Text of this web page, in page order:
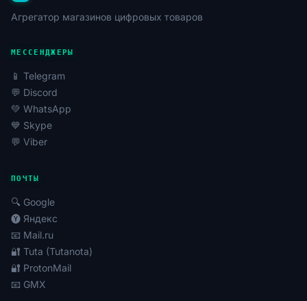
Агрегатор магазинов цифровых товаров
МЕССЕНДЖЕРЫ
📱 Telegram
💬 Discord
💚 WhatsApp
💙 Skype
💬 Viber
ПОЧТЫ
🔍 Google
🅨 Яндекс
📧 Mail.ru
🔐 Tuta (Tutanota)
🔐 ProtonMail
📧 GMX